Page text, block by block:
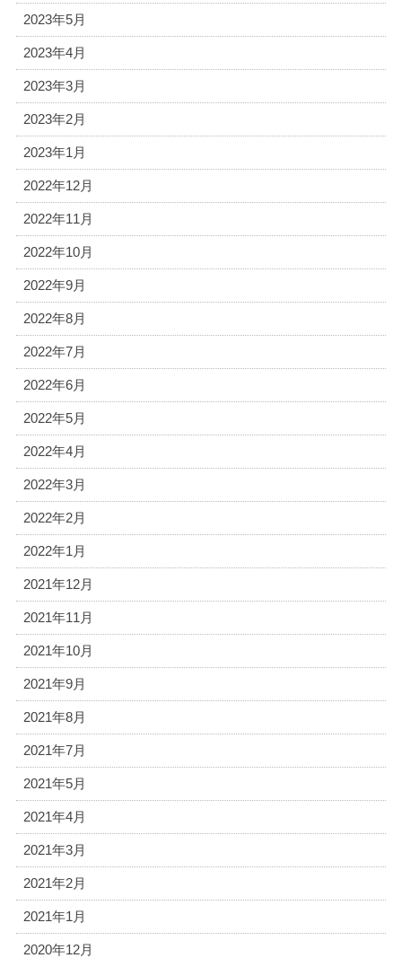
2023年5月
2023年4月
2023年3月
2023年2月
2023年1月
2022年12月
2022年11月
2022年10月
2022年9月
2022年8月
2022年7月
2022年6月
2022年5月
2022年4月
2022年3月
2022年2月
2022年1月
2021年12月
2021年11月
2021年10月
2021年9月
2021年8月
2021年7月
2021年5月
2021年4月
2021年3月
2021年2月
2021年1月
2020年12月